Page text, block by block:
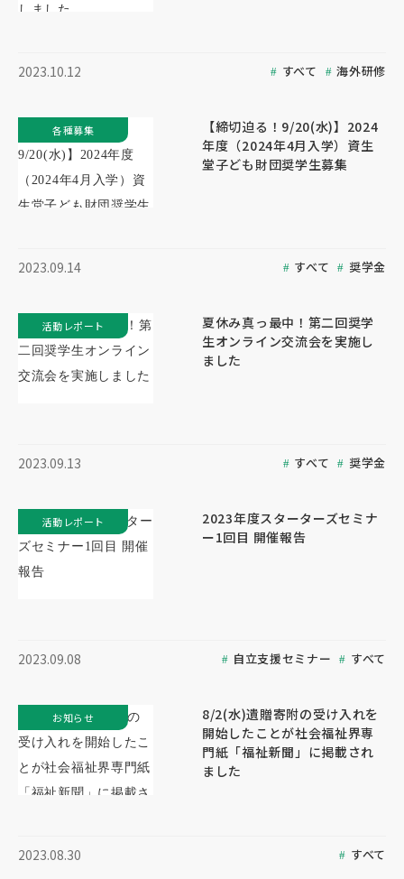
2023.10.12 すべて 海外研修
【締切迫る！9/20(水)】2024
年度（2024年4月入学）資生
堂子ども財団奨学生募集
2023.09.14 すべて 奨学金
各種募集
夏休み真っ最中！第二回奨学
生オンライン交流会を実施し
ました
2023.09.13 すべて 奨学金
活動レポート
2023年度スターターズセミナ
ー1回目 開催報告
2023.09.08 自立支援セミナー すべて
活動レポート
8/2(水)遺贈寄附の受け入れを
開始したことが社会福祉界専
門紙「福祉新聞」に掲載され
ました
2023.08.30 すべて
お知らせ